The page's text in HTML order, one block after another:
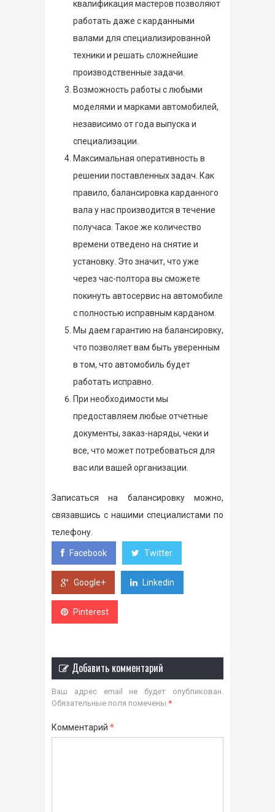
квалификация мастеров позволяют
работать даже с карданными
валами для специализированной
техники и решать сложнейшие
производственные задачи.
Возможность работы с любыми
моделями и марками автомобилей,
независимо от года выпуска и
специализации.
Максимальная оперативность в
решении поставленных задач. Как
правило, балансировка карданного
вала у нас производится в течение
получаса. Такое же количество
времени отведено на снятие и
установку. Это значит, что уже
через час-полтора вы сможете
покинуть автосервис на автомобиле
с полностью исправным карданом.
Мы даем гарантию на балансировку,
что позволяет вам быть уверенным
в том, что автомобиль будет
работать исправно.
При необходимости мы
предоставляем любые отчетные
документы, заказ-наряды, чеки и
все, что может потребоваться для
вас или вашей организации.
Записаться на балансировку можно,
связавшись с нашими специалистами по
телефону.
Facebook Twitter
Google+ Linkedin
Pinterest
Добавить комментарий
Ваш адрес email не будет опубликован.
Обязательные поля помечены *
Комментарий *